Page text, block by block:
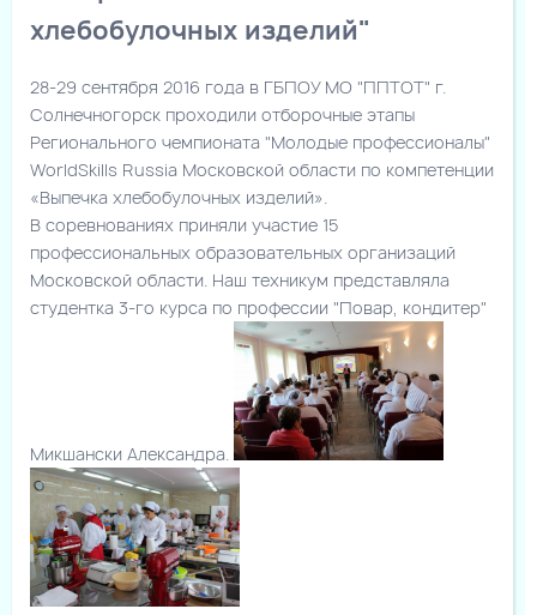
хлебобулочных изделий"
28-29 сентября 2016 года в ГБПОУ МО "ППТОТ" г.
Солнечногорск проходили отборочные этапы
Регионального чемпионата "Молодые профессионалы"
WorldSkills Russia Московской области по компетенции
«Выпечка хлебобулочных изделий».
В соревнованиях приняли участие 15
профессиональных образовательных организаций
Московской области. Наш техникум представляла
студентка 3-го курса по профессии "Повар, кондитер"
Микшански Александра.